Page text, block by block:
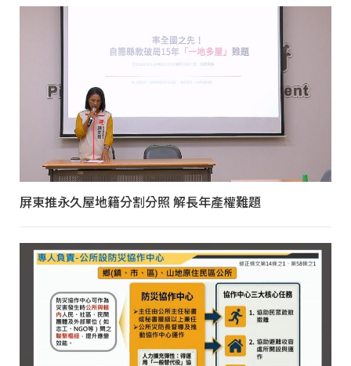
屏東推永久屋地籍分割分照 解長年產權難題